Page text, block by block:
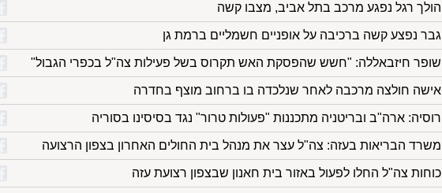
הולך רגל נפגע מרכב בתל אביב, מצבו קשה
גבר נפצע קשה ברכיבה על אופניים חשמליים ברמת גן
שופר חיזבאללה: "חשש שהפסקת האש תקרוס בשל פעילות צה"ל בכפרי הגבול"
אישה חולצה מרכבה לאחר שנלכדה בו ברחוב מוצף בחדרה
רוסיה: ארה"ב ובריטניה מתכננות "פעולות טרור" נגד בסיסינו בסוריה
משרד הבריאות בעזה: צה"ל עצר את מנהל בית החולים האחרון בצפון הרצועה
כוחות צה"ל החלו לפעול באזור בית חאנון שבצפון רצועת עזה